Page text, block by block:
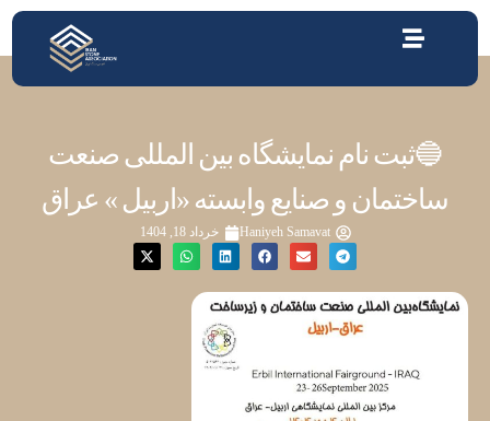
🔵ثبت نام نمایشگاه بین المللی صنعت
ساختمان و صنایع وابسته «اربیل » عراق
Haniyeh Samavat خرداد 18, 1404